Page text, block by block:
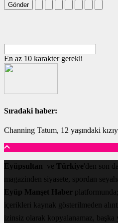
Gönder
En az 10 karakter gerekli
Sıradaki haber:
Channing Tatum, 12 yaşındaki
Eyüpsultan ve Türkiye'den son
magazinden siyasete, spordan
Eyüp Manşet Haber
içerikleri kaynak gösterilmeden
izinsiz olarak kopyalanamaz, başka